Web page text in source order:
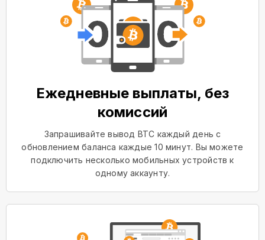
Ежедневные выплаты, без
комиссий
Запрашивайте вывод BTC каждый день с
обновлением баланса каждые 10 минут. Вы можете
подключить несколько мобильных устройств к
одному аккаунту.